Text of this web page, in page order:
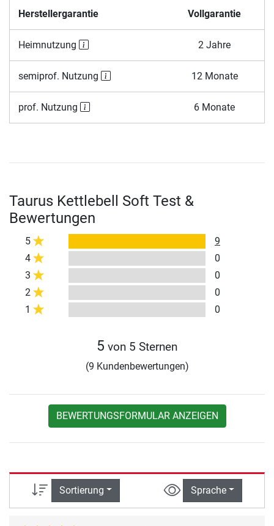
Herstellergarantie Vollgarantie
Heimnutzung 2 Jahre
semiprof. Nutzung 12 Monate
prof. Nutzung 6 Monate
Taurus Kettlebell Soft Test &
Bewertungen
5
9
4
0
3
0
2
0
1
0
5 von 5 Sternen
(9 Kundenbewertungen)
BEWERTUNGSFORMULAR ANZEIGEN
Sortierung Sprache